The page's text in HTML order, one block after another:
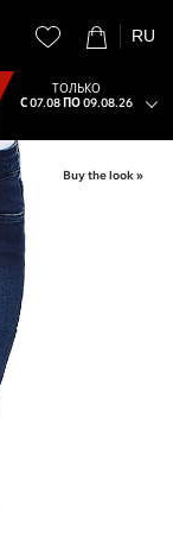
RU
ТОЛЬКО
С 07.08 ПО 09.08.26
Buy the look »